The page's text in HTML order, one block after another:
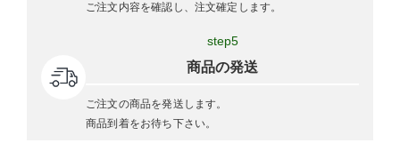
ご注文内容を確認し、注文確定します。
step5
商品の発送
ご注文の商品を発送します。
商品到着をお待ち下さい。